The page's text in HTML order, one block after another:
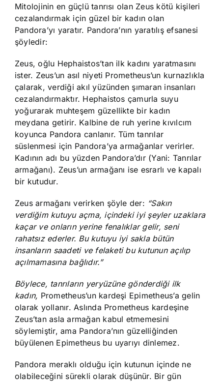
Mitolojinin en güçlü tanrısı olan Zeus kötü kişileri
cezalandırmak için güzel bir kadın olan
Pandora’yı yaratır. Pandora’nın yaratılış efsanesi
şöyledir:
Zeus, oğlu Hephaistos’tan ilk kadını yaratmasını
ister. Zeus’un asıl niyeti Prometheus’un kurnazlıkla
çalarak, verdiği akıl yüzünden şımaran insanları
cezalandırmaktır. Hephaistos çamurla suyu
yoğurarak muhteşem güzellikte bir kadın
meydana getirir. Kalbine de ruh yerine kıvılcım
koyunca Pandora canlanır. Tüm tanrılar
süslenmesi için Pandora’ya armağanlar verirler.
Kadının adı bu yüzden Pandora’dır (Yani: Tanrılar
armağanı). Zeus’un armağanı ise esrarlı ve kapalı
bir kutudur.
Zeus armağanı verirken şöyle der: “Sakın
verdiğim kutuyu açma, içindeki iyi şeyler uzaklara
kaçar ve onların yerine fenalıklar gelir, seni
rahatsız ederler. Bu kutuyu iyi sakla bütün
insanların saadeti ve felaketi bu kutunun açılıp
açılmamasına bağlıdır.”
Böylece, tanrıların yeryüzüne gönderdiği ilk
kadın, Prometheus’un kardeşi Epimetheus’a gelin
olarak yollanır. Aslında Prometheus kardeşine
Zeus’tan asla armağan kabul etmemesini
söylemiştir, ama Pandora’nın güzelliğinden
büyülenen Epimetheus bu uyarıyı dinlemez.
Pandora meraklı olduğu için kutunun içinde ne
olabileceğini sürekli olarak düşünür. Bir gün